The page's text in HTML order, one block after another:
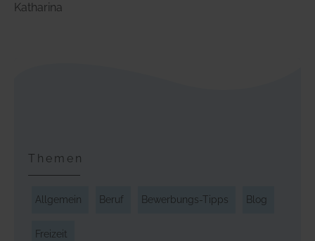
Katharina
Themen
Allgemein Beruf Bewerbungs-Tipps Blog
Freizeit